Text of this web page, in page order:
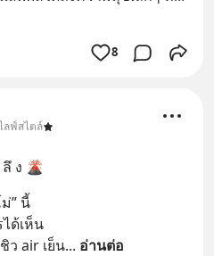
8
ลฟ์สไตล์
ง 🌋
” นี้
ด้เห็น
ว air เย็น... อ่านต่อ